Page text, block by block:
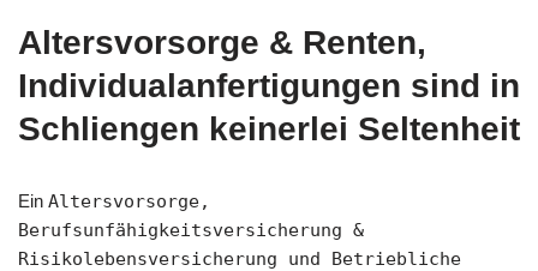
Altersvorsorge & Renten,
Individualanfertigungen sind in
Schliengen keinerlei Seltenheit
Ein Altersvorsorge,
Berufsunfähigkeitsversicherung &
Risikolebensversicherung und Betriebliche